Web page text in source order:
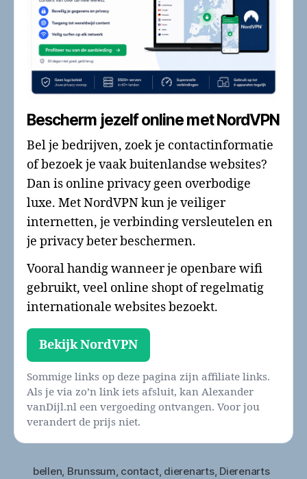
Bescherm jezelf online met NordVPN
Bel je bedrijven, zoek je contactinformatie
of bezoek je vaak buitenlandse websites?
Dan is online privacy geen overbodige
luxe. Met NordVPN kun je veiliger
internetten, je verbinding versleutelen en
je privacy beter beschermen.
Vooral handig wanneer je openbare wifi
gebruikt, veel online shopt of regelmatig
internationale websites bezoekt.
Bekijk NordVPN
Sommige links op deze pagina zijn affiliate links.
Als je via zo’n link iets afsluit, kan Alexander
vanDijl.nl een vergoeding ontvangen. Voor jou
verandert de prijs niet.
bellen, Brunssum, contact, dierenarts, Dierenarts